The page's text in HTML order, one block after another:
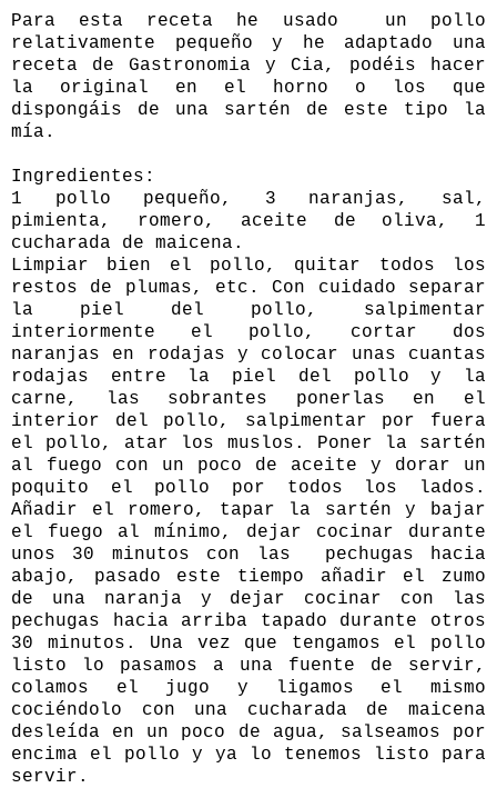
Para esta receta he usado un pollo
relativamente pequeño y he adaptado una
receta de Gastronomia y Cia, podéis hacer
la original en el horno o los que
dispongáis de una sartén de este tipo la
mía.
Ingredientes:
1 pollo pequeño, 3 naranjas, sal,
pimienta, romero, aceite de oliva, 1
cucharada de maicena.
Limpiar bien el pollo, quitar todos los
restos de plumas, etc. Con cuidado separar
la piel del pollo, salpimentar
interiormente el pollo, cortar dos
naranjas en rodajas y colocar unas cuantas
rodajas entre la piel del pollo y la
carne, las sobrantes ponerlas en el
interior del pollo, salpimentar por fuera
el pollo, atar los muslos. Poner la sartén
al fuego con un poco de aceite y dorar un
poquito el pollo por todos los lados.
Añadir el romero, tapar la sartén y bajar
el fuego al mínimo, dejar cocinar durante
unos 30 minutos con las pechugas hacia
abajo, pasado este tiempo añadir el zumo
de una naranja y dejar cocinar con las
pechugas hacia arriba tapado durante otros
30 minutos. Una vez que tengamos el pollo
listo lo pasamos a una fuente de servir,
colamos el jugo y ligamos el mismo
cociéndolo con una cucharada de maicena
desleída en un poco de agua, salseamos por
encima el pollo y ya lo tenemos listo para
servir.